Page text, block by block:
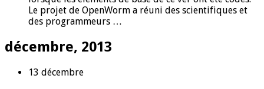
Le projet de OpenWorm a réuni des scientifiques et
des programmeurs …
décembre, 2013
13 décembre